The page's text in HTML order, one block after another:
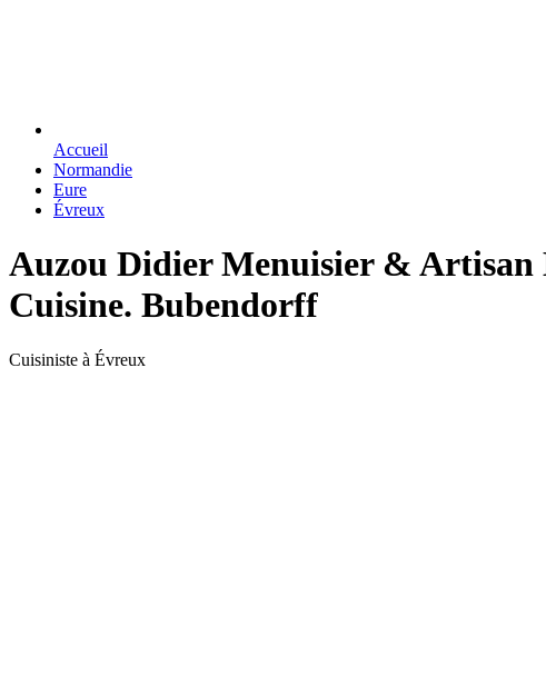
Accueil
Normandie
Eure
Évreux
Auzou Didier Menuisier & Artisan
Cuisine. Bubendorff
Cuisiniste à Évreux